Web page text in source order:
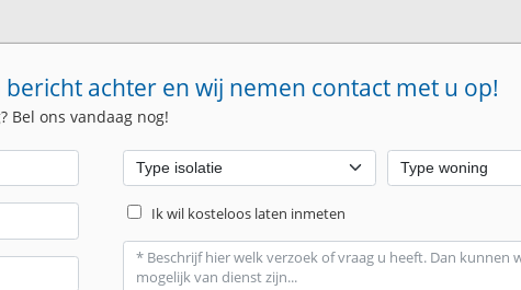
achter en wij nemen contact met u op!
Bel ons vandaag nog!
Ik wil kosteloos laten inmeten